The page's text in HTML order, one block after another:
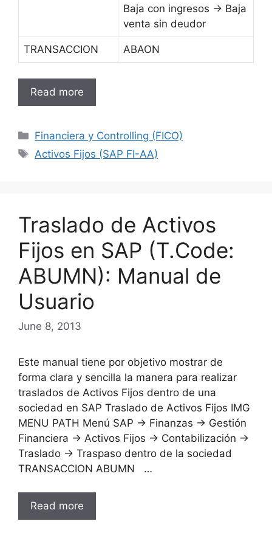
Baja con ingresos → Baja
venta sin deudor
TRANSACCION ABAON
Read more
Categories
Financiera y Controlling (FICO)
Tags
Activos Fijos (SAP FI-AA)
Traslado de Activos
Fijos en SAP (T.Code:
ABUMN): Manual de
Usuario
June 8, 2013
Este manual tiene por objetivo mostrar de
forma clara y sencilla la manera para realizar
traslados de Activos Fijos dentro de una
sociedad en SAP Traslado de Activos Fijos IMG
MENU PATH Menú SAP → Finanzas → Gestión
Financiera → Activos Fijos → Contabilización →
Traslado → Traspaso dentro de la sociedad
TRANSACCION ABUMN …
Read more